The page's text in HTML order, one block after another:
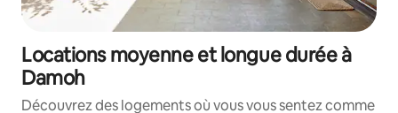
Locations moyenne et longue durée à
Damoh
Découvrez des logements où vous vous sentez comme